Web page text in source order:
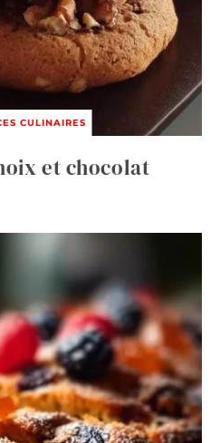
CULINAIRES
et chocolat